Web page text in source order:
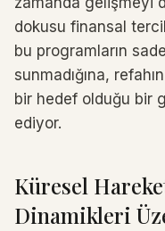
dokusu finansal
bu programların
sunmadığına,
bir hedef olduğu bir
ediyor.
Küresel
Dinamikleri